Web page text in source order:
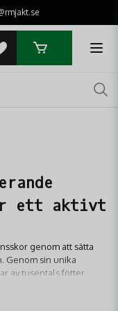
ett aktivt
genom att sätta
Genom sin unika
av tusentals fötter,
naturliga kurvor och
resulterar i en